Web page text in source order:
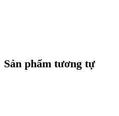
Sản phẩm tương tự